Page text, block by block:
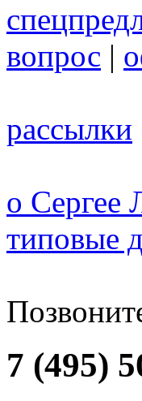
вопрос |
рассылки
о Сергее
типовые
7 (495)